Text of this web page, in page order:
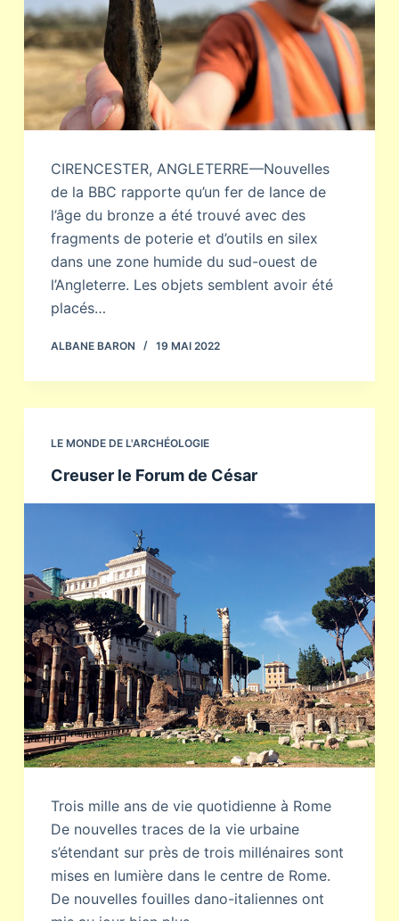
CIRENCESTER, ANGLETERRE—Nouvelles
de la BBC rapporte qu’un fer de lance de
l’âge du bronze a été trouvé avec des
fragments de poterie et d’outils en silex
dans une zone humide du sud-ouest de
l’Angleterre. Les objets semblent avoir été
placés…
ALBANE BARON 19 MAI 2022
LE MONDE DE L'ARCHÉOLOGIE
Creuser le Forum de César
Trois mille ans de vie quotidienne à Rome
De nouvelles traces de la vie urbaine
s’étendant sur près de trois millénaires sont
mises en lumière dans le centre de Rome.
De nouvelles fouilles dano-italiennes ont